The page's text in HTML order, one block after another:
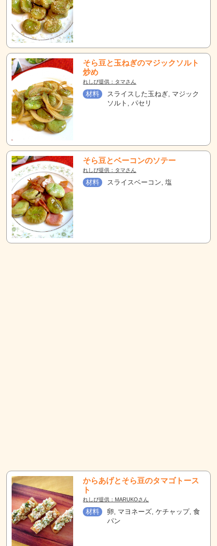
そら豆と玉ねぎのマジックソルト
炒め
れしぴ提供：タマさん
材料
スライスした玉ねぎ, マジック
ソルト, パセリ
そら豆とベーコンのソテー
れしぴ提供：タマさん
材料 スライスベーコン, 塩
からあげとそら豆のタマゴトース
ト
れしぴ提供：MARUKOさん
材料
卵, マヨネーズ, ケチャップ, 食
パン